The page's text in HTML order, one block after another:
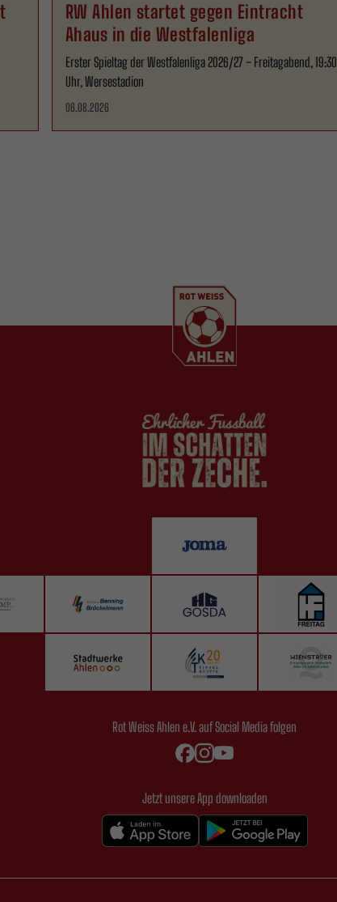
RW Ahlen startet gegen Eintracht
Ahaus in die Westfalenliga
Erster Spieltag der Westfalenliga 2026/27 – Freitagabend, 19:30
Uhr, Wersestadion
06.08.2026
Rot Weiss Ahlen e.V. auf Social Media folgen
Jetzt unsere App downloaden